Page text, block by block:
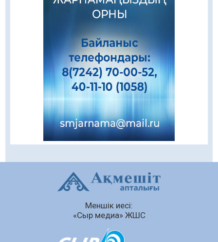
«Қайрат» Чемпиондар лигасының іріктеуінде
«Левскиге» есе жіберді
«Ұлттық нақыш – заманауи панно» атты
шеберлік сағаты өтті
05.08.2026
Цифрландыру саласын дамыту аясында
салынатын жаңа орталықтың жобасы
талқыланды
05.08.2026
алу жөніндегі комитеттің Қызылорда
облысы бойынша департаментінің басшысы
тағайындалды
Қазақстандықтардың 72,3%-ы жаңа
Құрылтай үшін дауыс беруге дайын
Меншік иесі:
«Сыр медиа» ЖШС